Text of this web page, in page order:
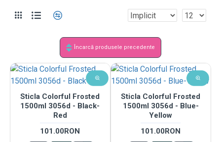
Încarcă produsele precedente
Sticla Colorful Frosted
1500ml 3056d - Black-
Red
101.00RON
Sticla Colorful Frosted
1500ml 3056d - Blue-
Yellow
101.00RON